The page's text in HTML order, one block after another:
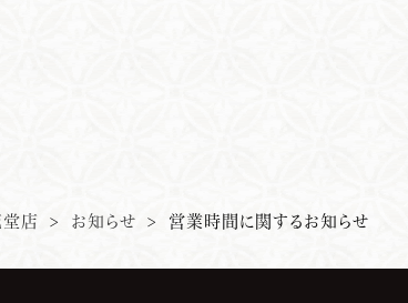
店 > お知らせ > 営業時間に関するお知らせ